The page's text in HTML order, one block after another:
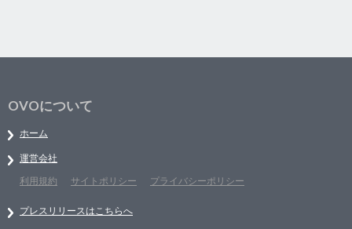
OVOについて
ホーム
運営会社
利用規約
サイトポリシー プライバシーポリシー
プレスリリースはこちらへ